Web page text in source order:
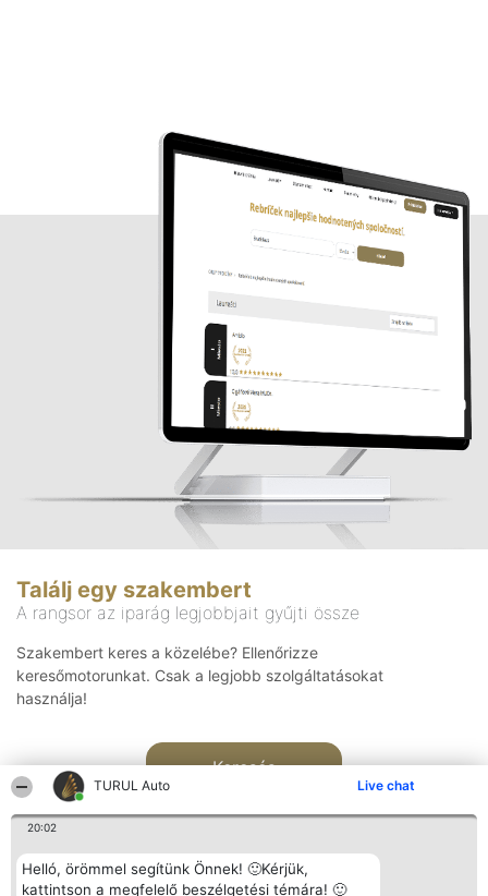
TURUL Auto Live chat
20:02
Helló, örömmel segítünk Önnek! 🙂Kérjük,
kattintson a megfelelő beszélgetési témára! 🙂
Találj egy szakembert
A rangsor az iparág legjobbjait gyűjti össze
Szakembert keres a közelébe? Ellenőrizze
keresőmotorunkat. Csak a legjobb szolgáltatásokat
használja!
Keresés